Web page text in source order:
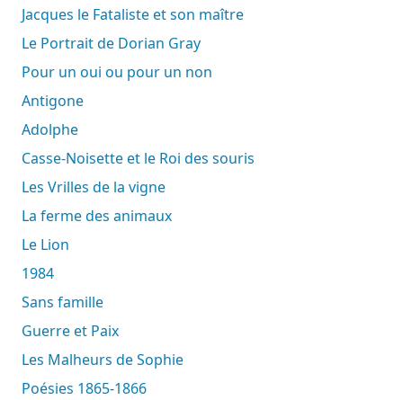
Jacques le Fataliste et son maître
Le Portrait de Dorian Gray
Pour un oui ou pour un non
Antigone
Adolphe
Casse-Noisette et le Roi des souris
Les Vrilles de la vigne
La ferme des animaux
Le Lion
1984
Sans famille
Guerre et Paix
Les Malheurs de Sophie
Poésies 1865-1866